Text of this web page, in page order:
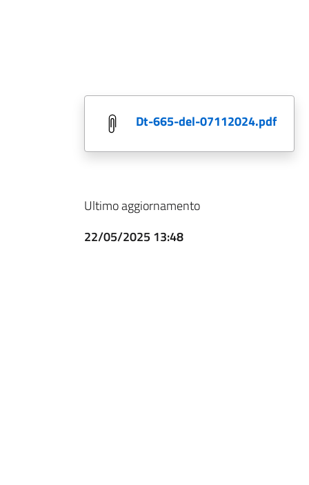
dt-665-del-07112024.pdf
Ultimo aggiornamento
22/05/2025 13:48